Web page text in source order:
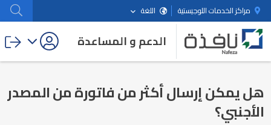
مراكز الخدمات اللوجيستية اللغة
الدعم و المساعدة
هل يمكن إرسال أكثر من فاتورة من المصدر
الأجنبي؟